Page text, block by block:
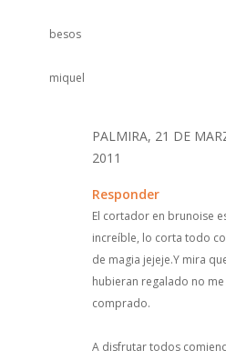
besos
miquel
PALMIRA, 21 DE
2011
Responder
El cortador en brunoise
increíble, lo corta todo
de magia jejeje.Y mira
hubieran regalado no
comprado.
A disfrutar todos